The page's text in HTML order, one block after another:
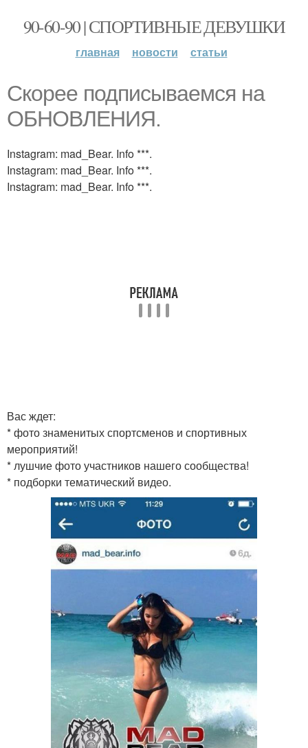
90-60-90 | СПОРТИВНЫЕ ДЕВУШКИ
главная новости статьи
Скорее подписываемся на
ОБНОВЛЕНИЯ.
Instagram: mad_Bear. Info ***.
Instagram: mad_Bear. Info ***.
Instagram: mad_Bear. Info ***.
Вас ждет:
* фото знаменитых спортсменов и спортивных
мероприятий!
* лушчие фото участников нашего сообщества!
* подборки тематический видео.